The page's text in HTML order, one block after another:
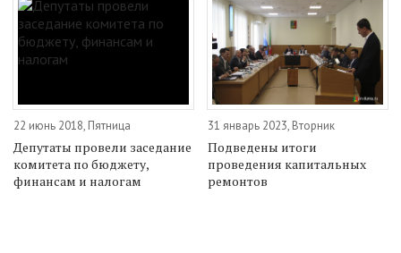
22 июнь 2018, Пятница
Депутаты провели заседание
комитета по бюджету,
финансам и налогам
31 январь 2023, Вторник
Подведены итоги
проведения капитальных
ремонтов